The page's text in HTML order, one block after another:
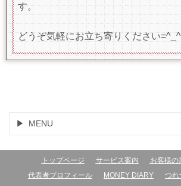
す。
どうぞ気軽にお立ち寄りください
MENU
トップページ サービス案内 お客様の
代表者プロフィール
MONEY DIARY つれ